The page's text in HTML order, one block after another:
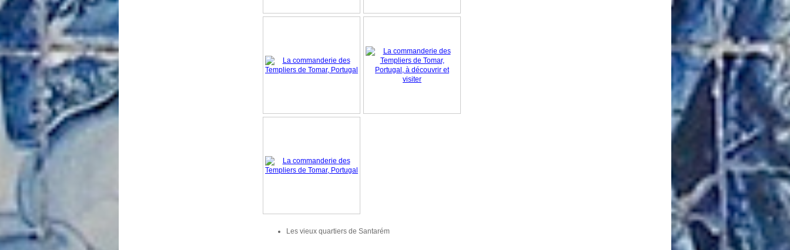
Les vieux quartiers de Santarém